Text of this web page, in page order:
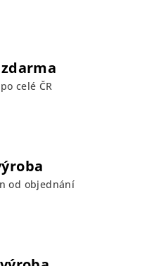
celé ČR
od objednání